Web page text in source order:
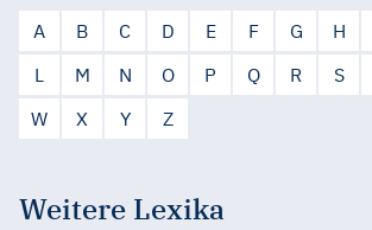
A B C D E F G H
L
M N O P Q R S
W
X Y Z
Weitere Lexika